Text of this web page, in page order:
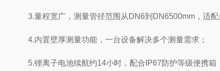
3.量程宽广，测量管径范围从DN6到DN6500mm，适配
4.内置壁厚测量功能，一台设备解决多个测量需求；
5.锂离子电池续航约14小时，配合IP67防护等级便携箱